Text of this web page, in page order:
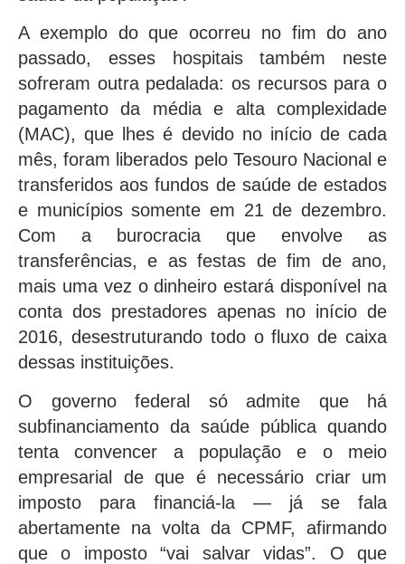
A exemplo do que ocorreu no fim do ano
passado, esses hospitais também neste
sofreram outra pedalada: os recursos para o
pagamento da média e alta complexidade
(MAC), que lhes é devido no início de cada
mês, foram liberados pelo Tesouro Nacional e
transferidos aos fundos de saúde de estados
e municípios somente em 21 de dezembro.
Com a burocracia que envolve as
transferências, e as festas de fim de ano,
mais uma vez o dinheiro estará disponível na
conta dos prestadores apenas no início de
2016, desestruturando todo o fluxo de caixa
dessas instituições.
O governo federal só admite que há
subfinanciamento da saúde pública quando
tenta convencer a população e o meio
empresarial de que é necessário criar um
imposto para financiá-la — já se fala
abertamente na volta da CPMF, afirmando
que o imposto “vai salvar vidas”. O que